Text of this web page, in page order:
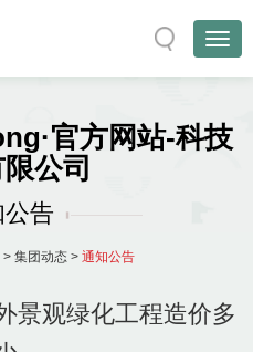
官方网站-科技
公司
告
> 集团动态> 通知公告
景观绿化工程造价多